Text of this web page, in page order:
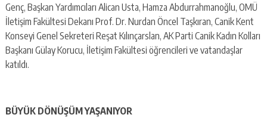
Genç, Başkan Yardımcıları Alican Usta, Hamza Abdurrahmanoğlu, OMÜ
İletişim Fakültesi Dekanı Prof. Dr. Nurdan Öncel Taşkıran, Canik Kent
Konseyi Genel Sekreteri Reşat Kılınçarslan, AK Parti Canik Kadın Kolları
Başkanı Gülay Korucu, İletişim Fakültesi öğrencileri ve vatandaşlar
katıldı.
BÜYÜK DÖNÜŞÜM YAŞANIYOR